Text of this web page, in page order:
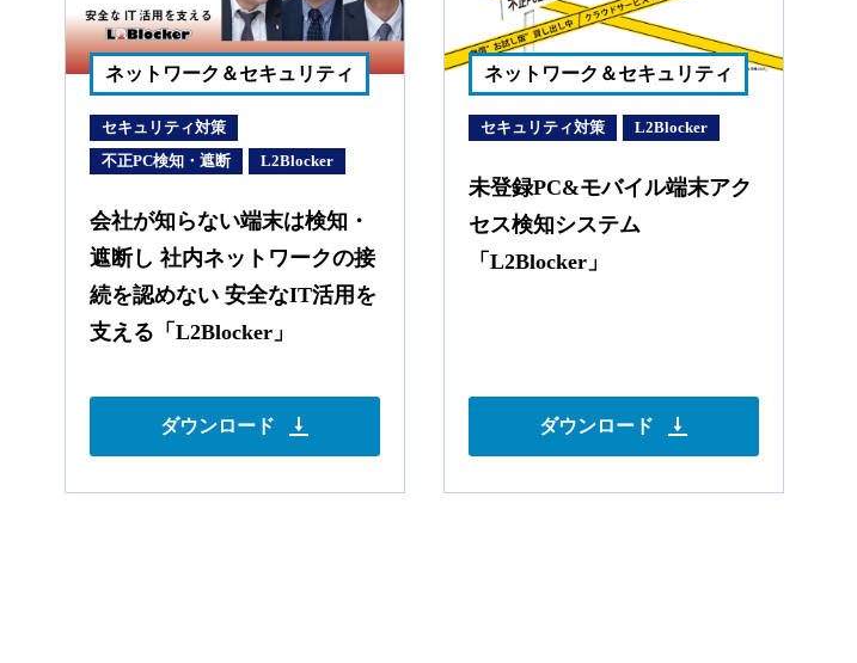
ネットワーク＆セキュリティ
セキュリティ対策
不正PC検知・遮断
L2Blocker
会社が知らない端末は検知・
遮断し 社内ネットワークの接
続を認めない 安全なIT活用を
支える「L2Blocker」
ダウンロード
ネットワーク＆セキュリティ
セキュリティ対策 L2Blocker
未登録PC&モバイル端末アク
セス検知システム
「L2Blocker」
ダウンロード